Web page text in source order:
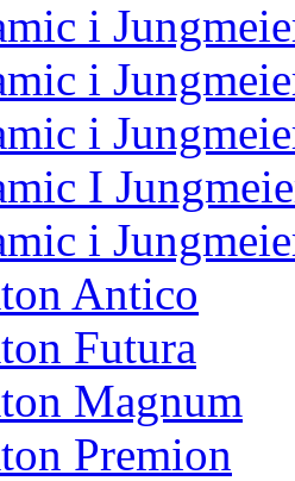
i
i
i
I
i
Antico
Futura
Magnum
Premion